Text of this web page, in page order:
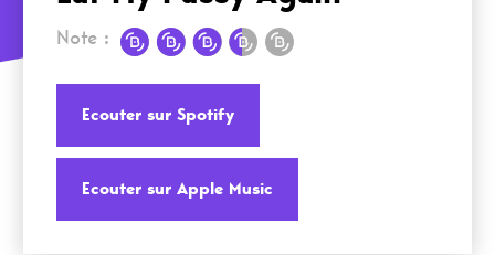
Note :
Ecouter sur Spotify
Ecouter sur Apple Music